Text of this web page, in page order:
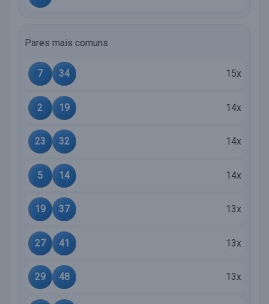
Pares mais comuns
7 34 15x
2 19 14x
23 32 14x
5 14 14x
19 37 13x
27 41 13x
29 48 13x